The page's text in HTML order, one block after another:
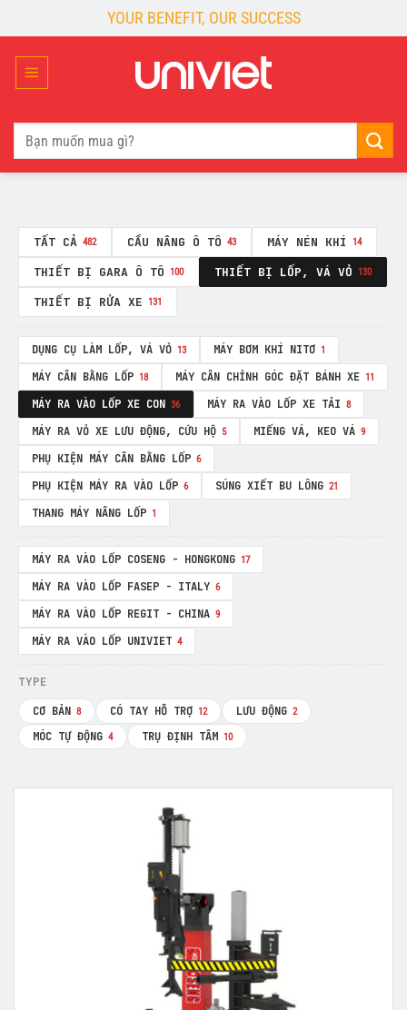
to
content
YOUR BENEFIT, OUR SUCCESS
Tìm
kiếm:
TẤT CẢ 482 CẦU NÂNG Ô TÔ 43 MÁY NÉN KHÍ 14
THIẾT BỊ GARA Ô TÔ 100 THIẾT BỊ LỐP, VÁ VỎ 130
THIẾT BỊ RỬA XE 131
DỤNG CỤ LÀM LỐP, VÁ VỎ 13 MÁY BƠM KHÍ NITƠ 1
MÁY CÂN BẰNG LỐP 18 MÁY CÂN CHỈNH GÓC ĐẶT BÁNH XE 11
MÁY RA VÀO LỐP XE CON 36 MÁY RA VÀO LỐP XE TẢI 8
MÁY RA VỎ XE LƯU ĐỘNG, CỨU HỘ 5 MIẾNG VÁ, KEO VÁ 9
PHỤ KIỆN MÁY CÂN BẰNG LỐP 6
PHỤ KIỆN MÁY RA VÀO LỐP 6 SÚNG XIẾT BU LÔNG 21
THANG MÁY NÂNG LỐP 1
MÁY RA VÀO LỐP COSENG - HONGKONG 17
MÁY RA VÀO LỐP FASEP - ITALY 6
MÁY RA VÀO LỐP REGIT - CHINA 9
MÁY RA VÀO LỐP UNIVIET 4
TYPE
CƠ BẢN 8 CÓ TAY HỖ TRỢ 12 LƯU ĐỘNG 2
MÓC TỰ ĐỘNG 4 TRỤ ĐỊNH TÂM 10